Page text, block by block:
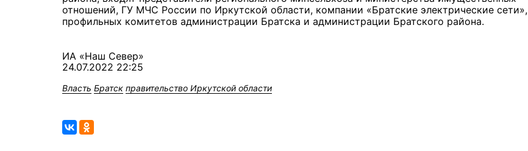
отношений, ГУ МЧС России по Иркутской области, компании «Братские электрические сети»,
профильных комитетов администрации Братска и администрации Братского района.
ИА «Наш Север»
24.07.2022 22:25
Власть Братск правительство Иркутской области